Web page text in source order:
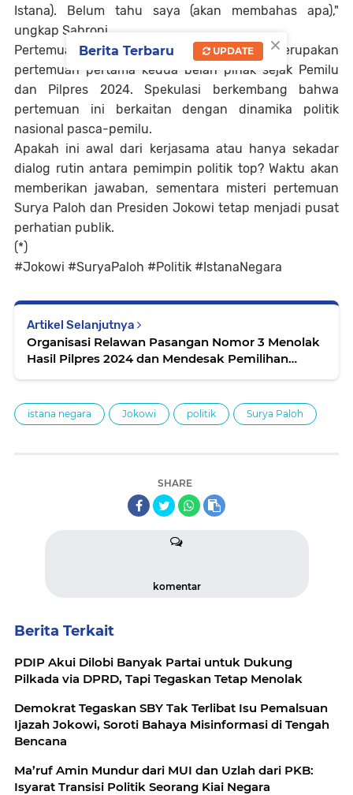
Istana). Belum tahu saya (akan membahas apa),"
ungkap Sahroni.
Pertemuan ini menjadi sorotan karena merupakan
pertemuan pertama kedua belah pihak sejak Pemilu
dan Pilpres 2024. Spekulasi berkembang bahwa
pertemuan ini berkaitan dengan dinamika politik
nasional pasca-pemilu.
Apakah ini awal dari kerjasama atau hanya sekadar
dialog rutin antara pemimpin politik top? Waktu akan
memberikan jawaban, sementara misteri pertemuan
Surya Paloh dan Presiden Jokowi tetap menjadi pusat
perhatian publik.
(*)
#Jokowi #SuryaPaloh #Politik #IstanaNegara
Artikel Selanjutnya
Organisasi Relawan Pasangan Nomor 3 Menolak
Hasil Pilpres 2024 dan Mendesak Pemilihan
istana negara Jokowi politik Surya Paloh
SHARE
komentar
Berita Terkait
PDIP Akui Dilobi Banyak Partai untuk Dukung
Pilkada via DPRD, Tapi Tegaskan Tetap Menolak
Demokrat Tegaskan SBY Tak Terlibat Isu Pemalsuan
Ijazah Jokowi, Soroti Bahaya Misinformasi di Tengah
Bencana
Ma’ruf Amin Mundur dari MUI dan Uzlah dari PKB:
Isyarat Transisi Politik Seorang Kiai Negara
×
Berita Terbaru UPDATE